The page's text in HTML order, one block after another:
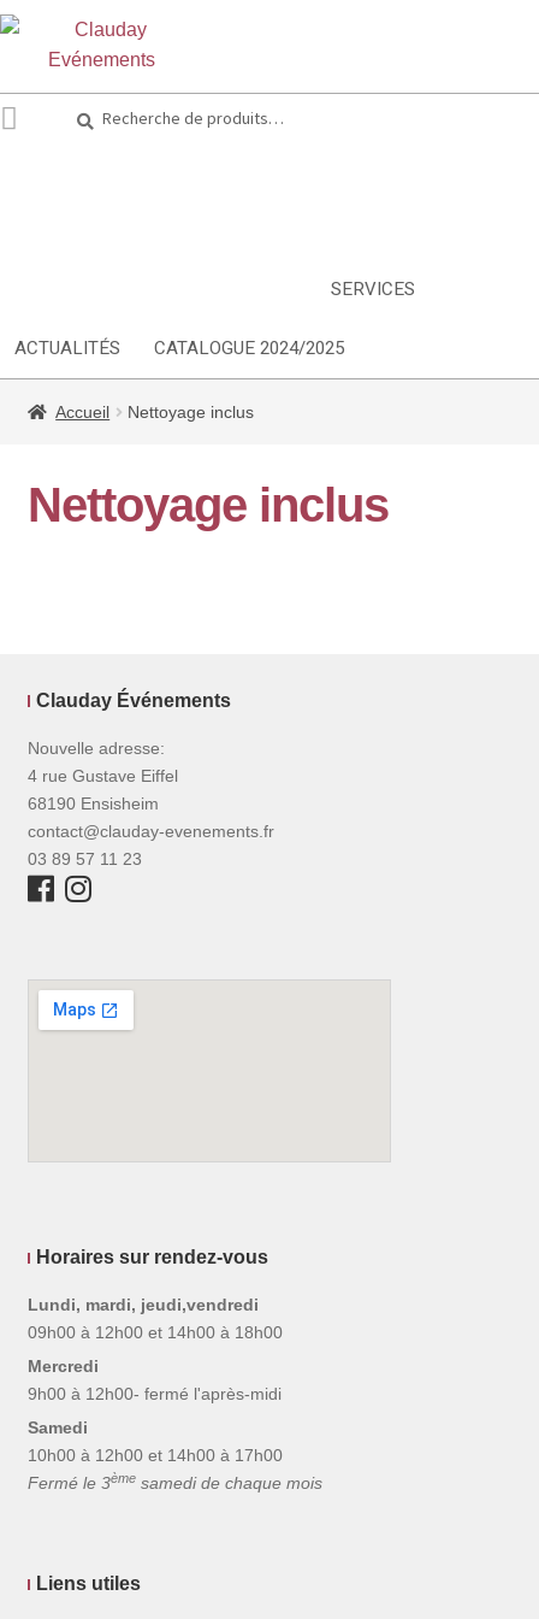
SERVICES
ACTUALITÉS CATALOGUE 2024/2025
Accueil Nettoyage inclus
Nettoyage inclus
Clauday Événements
Nouvelle adresse:
4 rue Gustave Eiffel
68190 Ensisheim
contact@clauday-evenements.fr
03 89 57 11 23
Horaires sur rendez-vous
Lundi, mardi, jeudi,vendredi
09h00 à 12h00 et 14h00 à 18h00
Mercredi
9h00 à 12h00- fermé l'après-midi
Samedi
10h00 à 12h00 et 14h00 à 17h00
Fermé le 3èmesamedi de chaque mois
Liens utiles